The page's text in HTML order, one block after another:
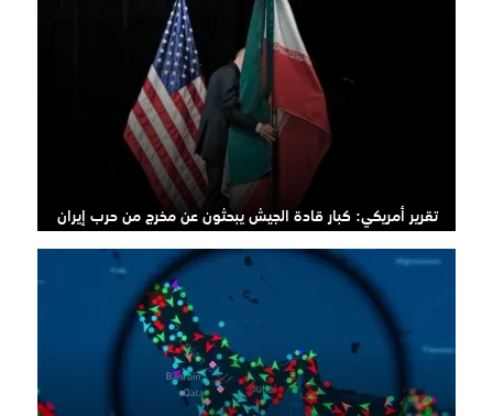
تقرير أمريكي: كبار قادة الجيش يبحثون عن مخرج من حرب إيران